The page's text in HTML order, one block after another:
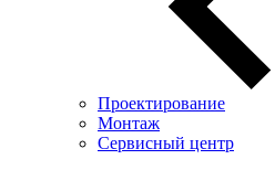
Проектирование
Монтаж
Сервисный центр